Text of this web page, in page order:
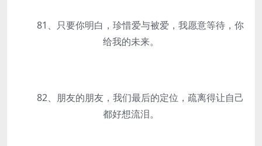
81、只要你明白，珍惜爱与被爱，我愿意等待，你
给我的未来。
82、朋友的朋友，我们最后的定位，疏离得让自己
都好想流泪。